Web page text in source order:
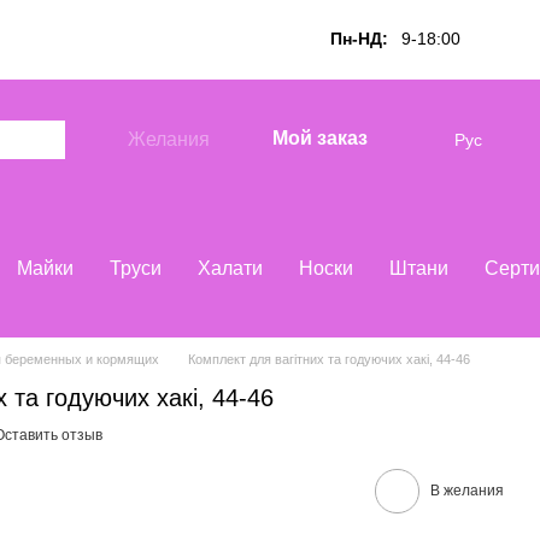
Пн-НД: 9-18:00
Желания Мой заказ Рус
Майки Труси Халати Носки Штани
беременных и кормящих Комплект для вагітних та годуючих хакі, 44-46
та годуючих хакі, 44-46
отзыв
В желания